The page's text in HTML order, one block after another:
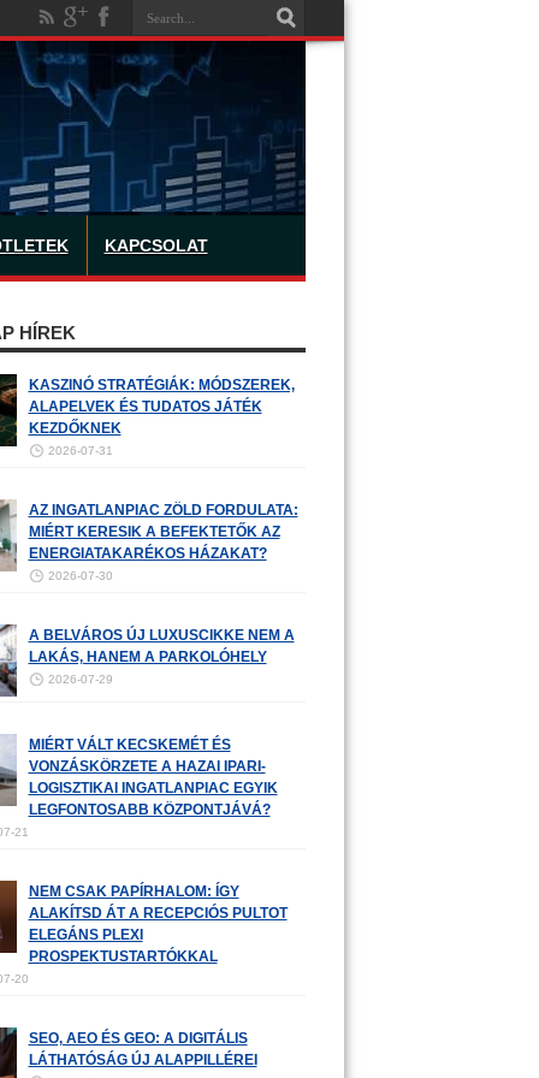
KAPCSOLAT
HÍREK
KASZINÓ STRATÉGIÁK: MÓDSZEREK,
ALAPELVEK ÉS TUDATOS JÁTÉK
KEZDŐKNEK
2026-07-31
AZ INGATLANPIAC ZÖLD FORDULATA:
MIÉRT KERESIK A BEFEKTETŐK AZ
ENERGIATAKARÉKOS HÁZAKAT?
2026-07-30
A BELVÁROS ÚJ LUXUSCIKKE NEM A
LAKÁS, HANEM A PARKOLÓHELY
2026-07-29
MIÉRT VÁLT KECSKEMÉT ÉS
VONZÁSKÖRZETE A HAZAI IPARI-
LOGISZTIKAI INGATLANPIAC EGYIK
LEGFONTOSABB KÖZPONTJÁVÁ?
21
NEM CSAK PAPÍRHALOM: ÍGY
ALAKÍTSD ÁT A RECEPCIÓS PULTOT
ELEGÁNS PLEXI
PROSPEKTUSTARTÓKKAL
20
SEO, AEO ÉS GEO: A DIGITÁLIS
LÁTHATÓSÁG ÚJ ALAPPILLÉREI